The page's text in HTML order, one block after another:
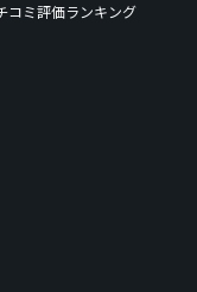
コミ評価ランキング